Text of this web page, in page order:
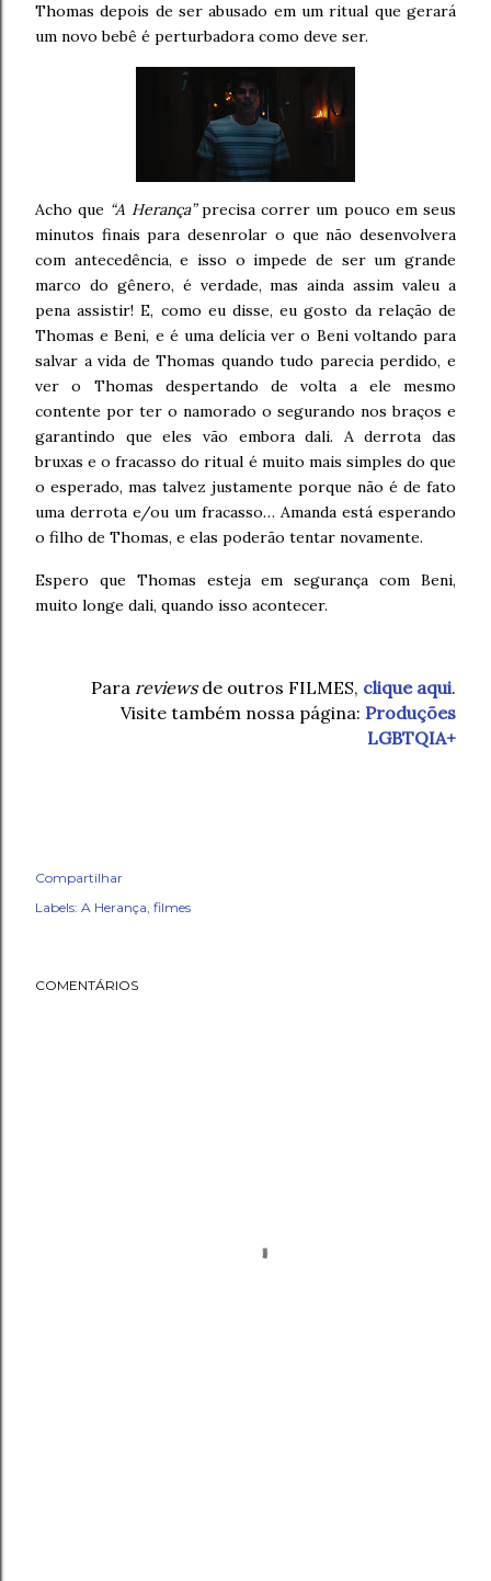
Thomas depois de ser abusado em um ritual que gerará
um novo bebê é perturbadora como deve ser.
Acho que “A Herança”precisa correr um pouco em seus
minutos finais para desenrolar o que não desenvolvera
com antecedência, e isso o impede de ser um grande
marco do gênero, é verdade, mas ainda assim valeu a
pena assistir! E, como eu disse, eu gosto da relação de
Thomas e Beni, e é uma delícia ver o Beni voltando para
salvar a vida de Thomas quando tudo parecia perdido, e
ver o Thomas despertando de volta a ele mesmo
contente por ter o namorado o segurando nos braços e
garantindo que eles vão embora dali. A derrota das
bruxas e o fracasso do ritual é muito mais simples do que
o esperado, mas talvez justamente porque não é de fato
uma derrota e/ou um fracasso… Amanda está esperando
o filho de Thomas, e elas poderão tentar novamente.
Espero que Thomas esteja em segurança com Beni,
muito longe dali, quando isso acontecer.
Para reviewsde outros FILMES, clique aqui.
Visite também nossa página: Produções
LGBTQIA+
Compartilhar
Labels: A Herança filmes
COMENTÁRIOS